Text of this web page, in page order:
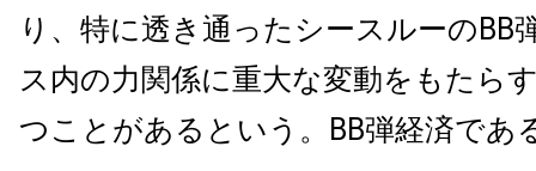
り、特に透き通ったシースルーのBB
ス内の力関係に重大な変動をもたら
つことがあるという。BB弾経済であ